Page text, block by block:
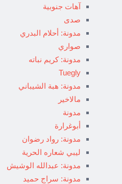
آهات جنوبية
صدى
مدونة: أحلام البدري
صواري
مدونة: كريم نباته
Tuegly
مدونة: هبة الشيباني
مالاخير
مدونة
أبوغرارة
مدونة: رواد رضوان
ليبي شعاره الحرية
مدونة: عبدالله الوشيش
مدونة: سراج حميد